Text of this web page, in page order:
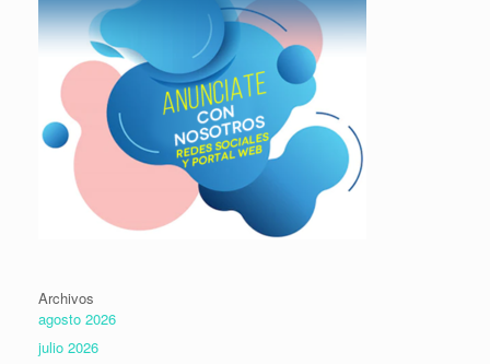
Archivos
agosto 2026
julio 2026